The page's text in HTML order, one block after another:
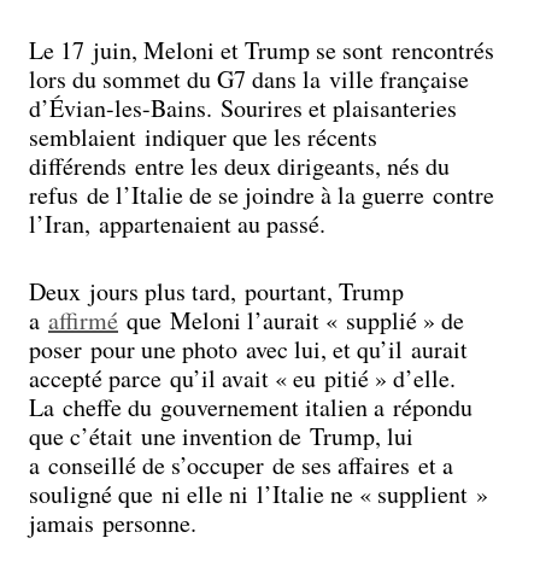
Le 17 juin, Meloni et Trump se sont rencontrés
lors du sommet du G7 dans la ville française
d’Évian-les-Bains. Sourires et plaisanteries
semblaient indiquer que les récents
différends entre les deux dirigeants, nés du
refus de l’Italie de se joindre à la guerre contre
l’Iran, appartenaient au passé.
Deux jours plus tard, pourtant, Trump
a affirmé que Meloni l’aurait « supplié » de
poser pour une photo avec lui, et qu’il aurait
accepté parce qu’il avait « eu pitié » d’elle.
La cheffe du gouvernement italien a répondu
que c’était une invention de Trump, lui
a conseillé de s’occuper de ses affaires et a
souligné que ni elle ni l’Italie ne « supplient »
jamais personne.